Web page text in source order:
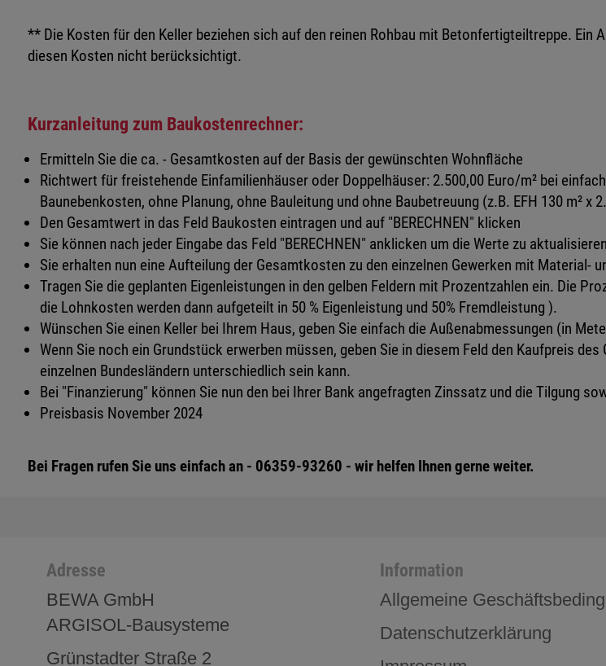
** Die Kosten für den Keller beziehen sich auf den reinen Rohbau mit Betonfertigteiltreppe. Ein
diesen Kosten nicht berücksichtigt.
Kurzanleitung zum Baukostenrechner:
Ermitteln Sie die ca. - Gesamtkosten auf der Basis der gewünschten Wohnfläche
Richtwert für freistehende Einfamilienhäuser oder Doppelhäuser: 2.500,00 Euro/m² bei
Baunebenkosten, ohne Planung, ohne Bauleitung und ohne Baubetreuung (z.B. EFH 130 m² x
Den Gesamtwert in das Feld Baukosten eintragen und auf "BERECHNEN" klicken
Sie können nach jeder Eingabe das Feld "BERECHNEN" anklicken um die Werte zu
Sie erhalten nun eine Aufteilung der Gesamtkosten zu den einzelnen Gewerken mit Material-
Tragen Sie die geplanten Eigenleistungen in den gelben Feldern mit Prozentzahlen ein. Die
die Lohnkosten werden dann aufgeteilt in 50 % Eigenleistung und 50% Fremdleistung ).
Wünschen Sie einen Keller bei Ihrem Haus, geben Sie einfach die Außenabmessungen (in
Wenn Sie noch ein Grundstück erwerben müssen, geben Sie in diesem Feld den Kaufpreis
einzelnen Bundesländern unterschiedlich sein kann.
Bei "Finanzierung" können Sie nun den bei Ihrer Bank angefragten Zinssatz und die Tilgung
Preisbasis November 2024
Bei Fragen rufen Sie uns einfach an - 06359-93260 - wir helfen Ihnen gerne weiter.
Adresse
BEWA GmbH
ARGISOL-Bausysteme
Grünstadter Straße 2
Information
Allgemeine
Datenschutzerklärung